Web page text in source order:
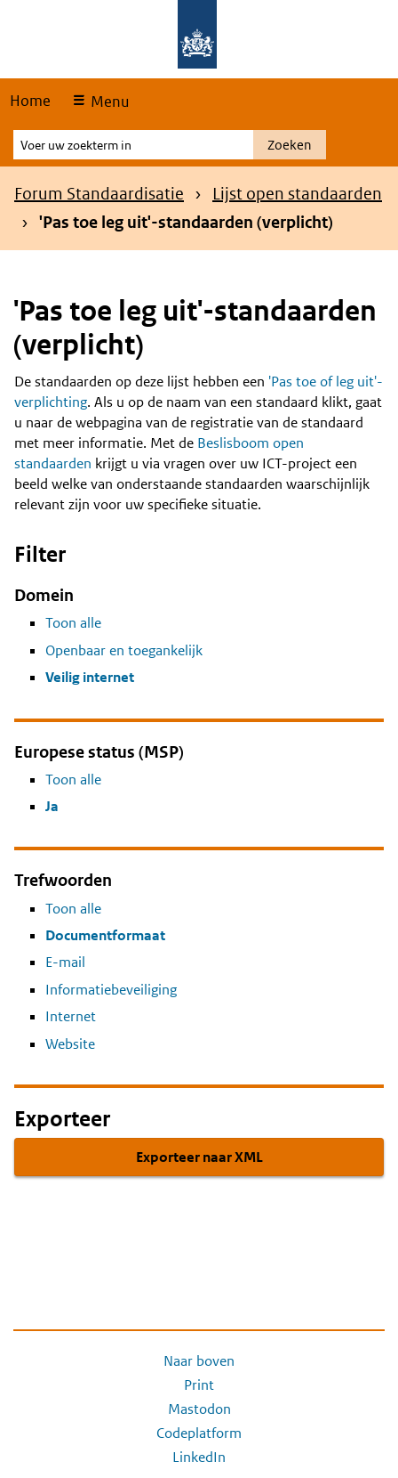
Home Menu
Voer
uw
zoekterm
Zoeken
Kruimelpad
Forum Standaardisatie
Lijst open standaarden
'Pas toe leg uit'-standaarden (verplicht)
'Pas toe leg uit'-standaarden
(verplicht)
Content
De standaarden op deze lijst hebben een 'Pas toe of leg uit'-
verplichting. Als u op de naam van een standaard klikt, gaat
u naar de webpagina van de registratie van de standaard
met meer informatie. Met de Beslisboom open
standaarden krijgt u via vragen over uw ICT-project een
beeld welke van onderstaande standaarden waarschijnlijk
relevant zijn voor uw specifieke situatie.
Filter
Domein
Toon alle
Openbaar en toegankelijk
Veilig internet
Europese status (MSP)
Toon alle
Ja
Trefwoorden
Toon alle
Documentformaat
E-mail
Informatiebeveiliging
Internet
Website
Exporteer
Exporteer naar XML
Naar boven
Print
Mastodon
Codeplatform
LinkedIn